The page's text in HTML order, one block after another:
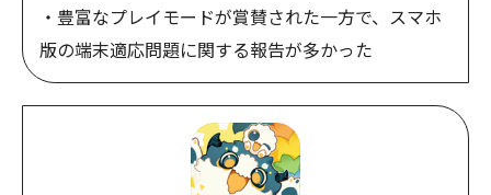
・豊富なプレイモードが賞賛された一方で、スマホ
版の端末適応問題に関する報告が多かった